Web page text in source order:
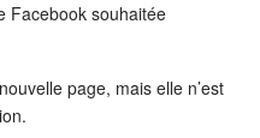
Facebook souhaitée
page, mais elle n’est